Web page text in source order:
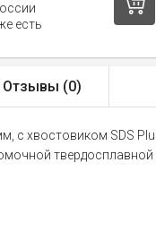
есть
Отзывы (0)
с хвостовиком SDS